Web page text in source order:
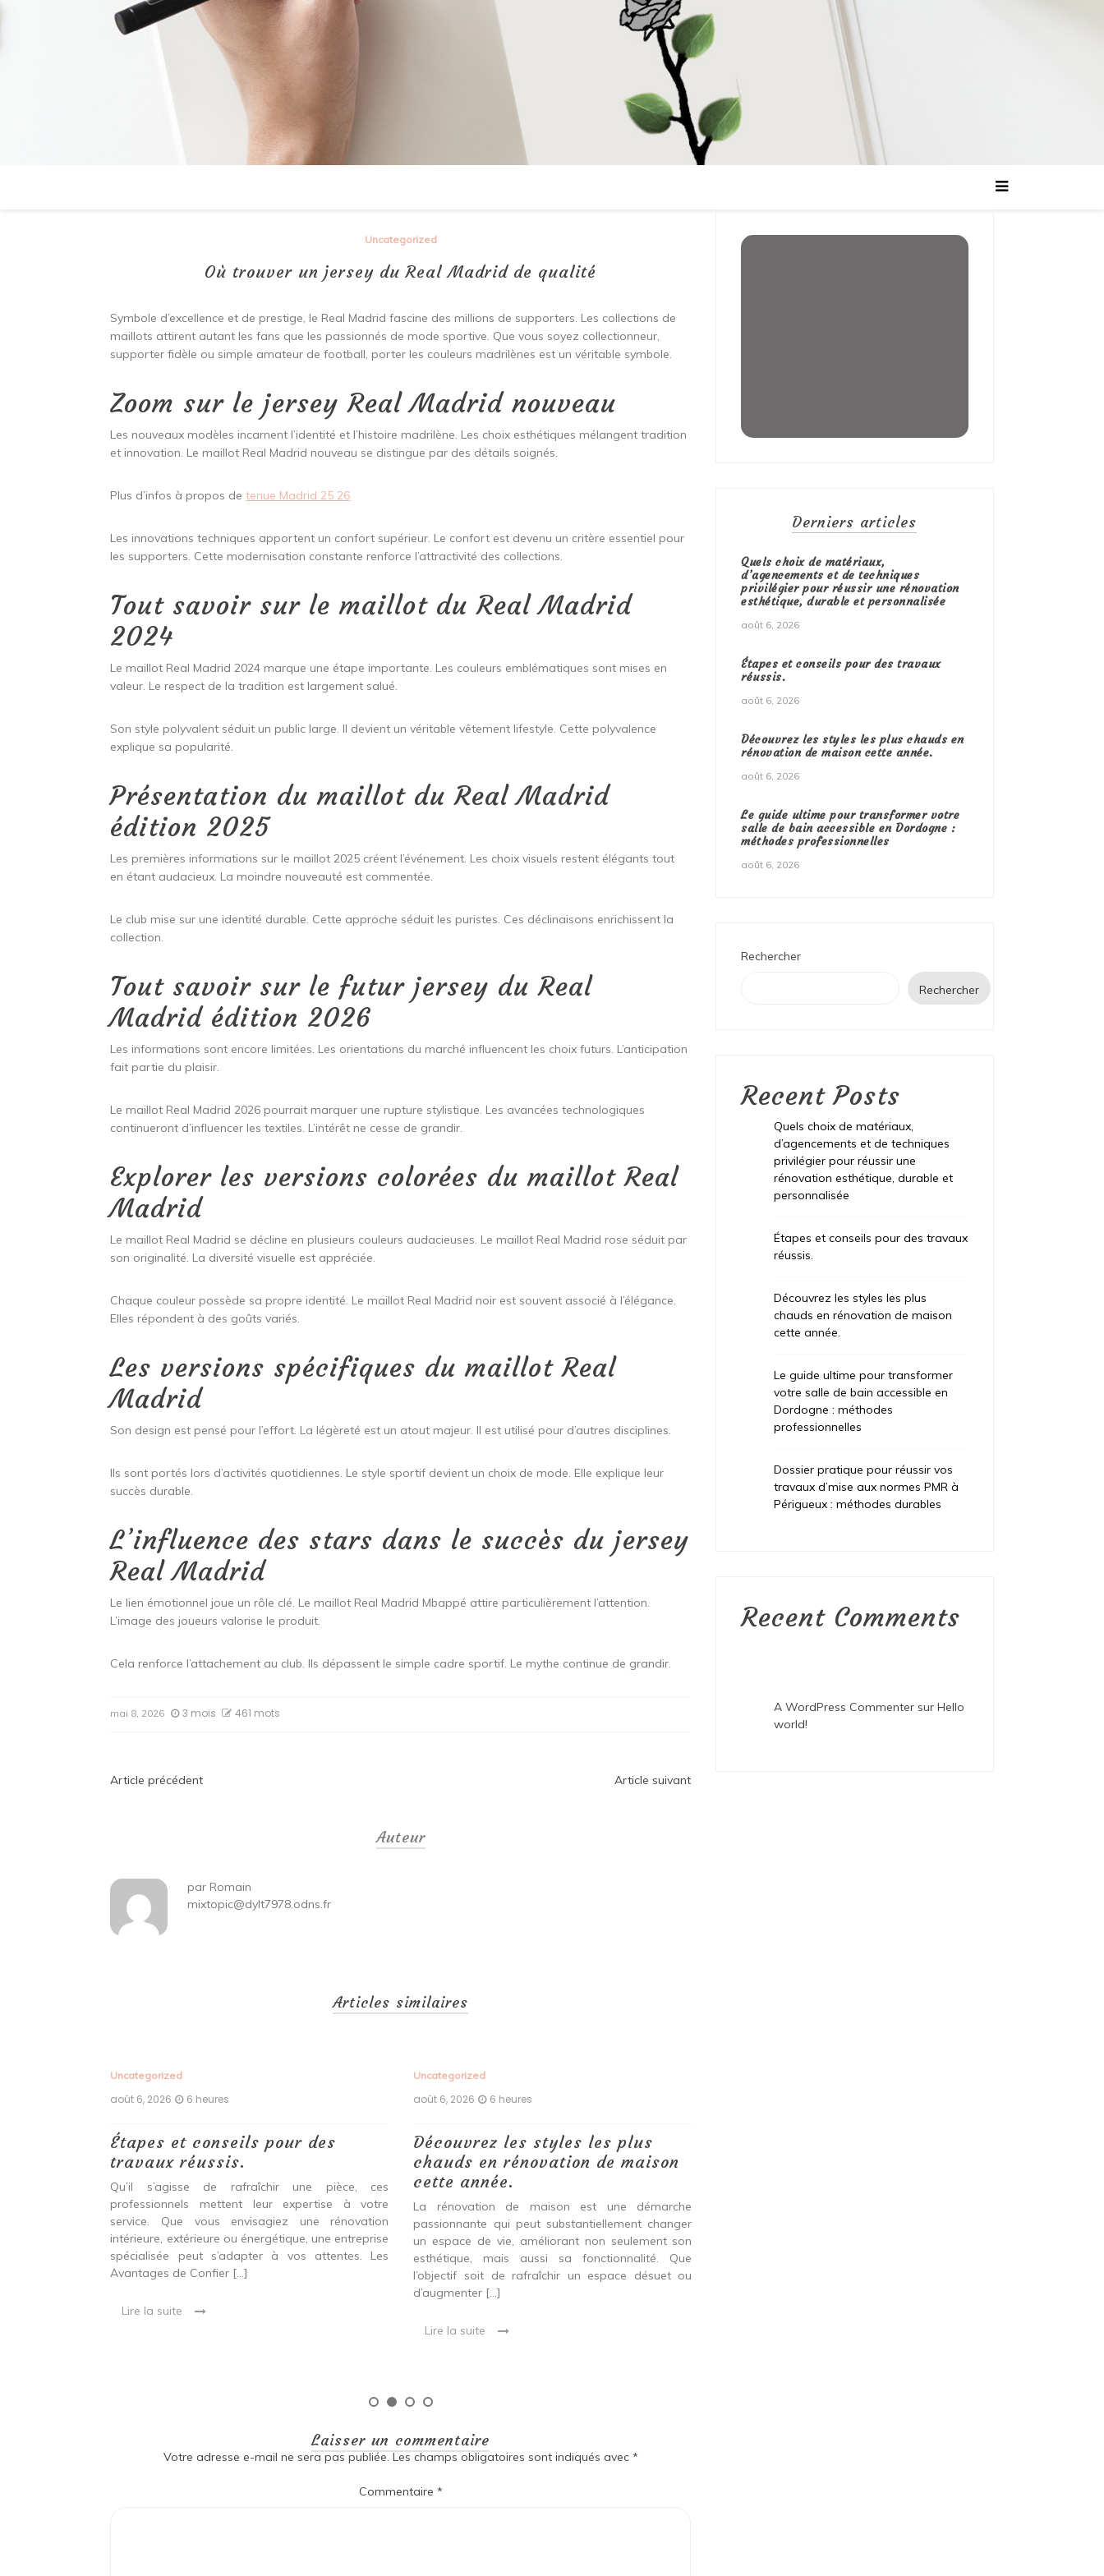
Uncategorized
Où trouver un jersey du Real Madrid de qualité
Symbole d’excellence et de prestige, le Real Madrid fascine des millions de supporters. Les collections de
maillots attirent autant les fans que les passionnés de mode sportive. Que vous soyez collectionneur,
supporter fidèle ou simple amateur de football, porter les couleurs madrilènes est un véritable symbole.
Zoom sur le jersey Real Madrid nouveau
Les nouveaux modèles incarnent l’identité et l’histoire madrilène. Les choix esthétiques mélangent tradition
et innovation. Le maillot Real Madrid nouveau se distingue par des détails soignés.
Plus d’infos à propos detenue Madrid 25 26
Les innovations techniques apportent un confort supérieur. Le confort est devenu un critère essentiel pour
les supporters. Cette modernisation constante renforce l’attractivité des collections.
Tout savoir sur le maillot du Real Madrid
2024
Le maillot Real Madrid 2024 marque une étape importante. Les couleurs emblématiques sont mises en
valeur. Le respect de la tradition est largement salué.
Son style polyvalent séduit un public large. Il devient un véritable vêtement lifestyle. Cette polyvalence
explique sa popularité.
Présentation du maillot du Real Madrid
édition 2025
Les premières informations sur le maillot 2025 créent l’événement. Les choix visuels restent élégants tout
en étant audacieux. La moindre nouveauté est commentée.
Le club mise sur une identité durable. Cette approche séduit les puristes. Ces déclinaisons enrichissent la
collection.
Tout savoir sur le futur jersey du Real
Madrid édition 2026
Les informations sont encore limitées. Les orientations du marché influencent les choix futurs. L’anticipation
fait partie du plaisir.
Le maillot Real Madrid 2026 pourrait marquer une rupture stylistique. Les avancées technologiques
continueront d’influencer les textiles. L’intérêt ne cesse de grandir.
Explorer les versions colorées du maillot Real
Madrid
Le maillot Real Madrid se décline en plusieurs couleurs audacieuses. Le maillot Real Madrid rose séduit par
son originalité. La diversité visuelle est appréciée.
Chaque couleur possède sa propre identité. Le maillot Real Madrid noir est souvent associé à l’élégance.
Elles répondent à des goûts variés.
Les versions spécifiques du maillot Real
Madrid
Son design est pensé pour l’effort. La légèreté est un atout majeur. Il est utilisé pour d’autres disciplines.
Ils sont portés lors d’activités quotidiennes. Le style sportif devient un choix de mode. Elle explique leur
succès durable.
L’influence des stars dans le succès du jersey
Real Madrid
Le lien émotionnel joue un rôle clé. Le maillot Real Madrid Mbappé attire particulièrement l’attention.
L’image des joueurs valorise le produit.
Cela renforce l’attachement au club. Ils dépassent le simple cadre sportif. Le mythe continue de grandir.
mai 8, 2026 3 mois 461 mots
Navigation
Article précédent Article suivant
Auteur
par Romain
mixtopic@dylt7978.odns.fr
Articles similaires
Uncategorized
août 6, 2026 6 heures
Étapes et conseils pour des
travaux réussis.
Qu’il s’agisse de rafraîchir une pièce, ces
professionnels mettent leur expertise à votre
service. Que vous envisagiez une rénovation
intérieure, extérieure ou énergétique, une entreprise
spécialisée peut s’adapter à vos attentes. Les
Avantages de Confier […]
Lire la suite
Uncategorized
août 6, 2026 6 heures
Découvrez les styles les plus
chauds en rénovation de maison
cette année.
La rénovation de maison est une démarche
passionnante qui peut substantiellement changer
un espace de vie, améliorant non seulement son
esthétique, mais aussi sa fonctionnalité. Que
l’objectif soit de rafraîchir un espace désuet ou
d’augmenter […]
Lire la suite
Laisser un commentaire
Votre adresse e-mail ne sera pas publiée. Les champs obligatoires sont indiqués avec *
Commentaire *
Derniers articles
Quels choix de matériaux,
d’agencements et de techniques
privilégier pour réussir une rénovation
esthétique, durable et personnalisée
août 6, 2026
Étapes et conseils pour des travaux
réussis.
août 6, 2026
Découvrez les styles les plus chauds en
rénovation de maison cette année.
août 6, 2026
Le guide ultime pour transformer votre
salle de bain accessible en Dordogne :
méthodes professionnelles
août 6, 2026
Rechercher
Rechercher
Recent Posts
Quels choix de matériaux,
d’agencements et de techniques
privilégier pour réussir une
rénovation esthétique, durable et
personnalisée
Étapes et conseils pour des travaux
réussis.
Découvrez les styles les plus
chauds en rénovation de maison
cette année.
Le guide ultime pour transformer
votre salle de bain accessible en
Dordogne : méthodes
professionnelles
Dossier pratique pour réussir vos
travaux d’mise aux normes PMR à
Périgueux : méthodes durables
Recent Comments
A WordPress Commenter surHello
world!